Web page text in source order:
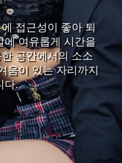
접근성이 좋아 퇴
에 여유롭게 시간을
공간에서의 소소
움이 있는 자리까지
다.